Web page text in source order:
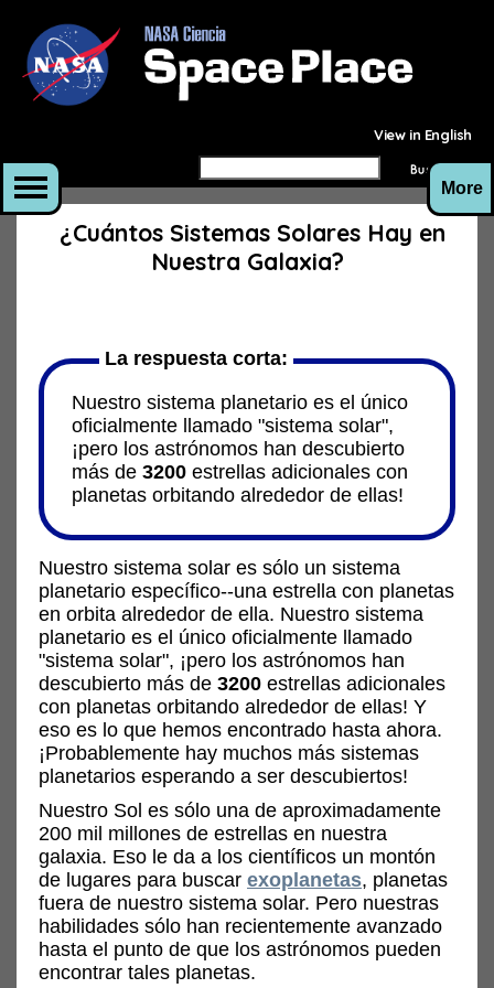
View in English
¿Cuántos Sistemas Solares Hay en
Nuestra Galaxia?
La respuesta corta:
Nuestro sistema planetario es el único
oficialmente llamado "sistema solar",
¡pero los astrónomos han descubierto
más de 3200 estrellas adicionales con
planetas orbitando alrededor de ellas!
Nuestro sistema solar es sólo un sistema
planetario específico--una estrella con planetas
en orbita alrededor de ella. Nuestro sistema
planetario es el único oficialmente llamado
"sistema solar", ¡pero los astrónomos han
descubierto más de 3200 estrellas adicionales
con planetas orbitando alrededor de ellas! Y
eso es lo que hemos encontrado hasta ahora.
¡Probablemente hay muchos más sistemas
planetarios esperando a ser descubiertos!
Nuestro Sol es sólo una de aproximadamente
200 mil millones de estrellas en nuestra
galaxia. Eso le da a los científicos un montón
de lugares para buscar exoplanetas, planetas
fuera de nuestro sistema solar. Pero nuestras
habilidades sólo han recientemente avanzado
hasta el punto de que los astrónomos pueden
encontrar tales planetas.
More